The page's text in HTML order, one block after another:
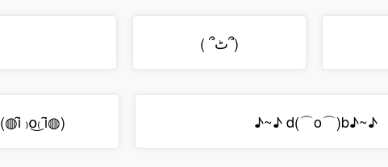
( ՞ٹ՞)
(◍ȋ ₎໐͜₍ ȋ◍) ♪~♪ d(⌒o⌒)b♪~♪